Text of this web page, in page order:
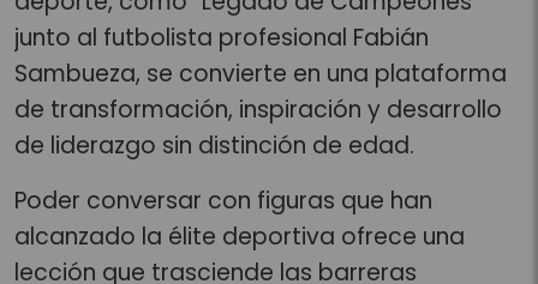
junto al futbolista profesional Fabián
Sambueza, se convierte en una plataforma
de transformación, inspiración y desarrollo
de liderazgo sin distinción de edad.
Poder conversar con figuras que han
alcanzado la élite deportiva ofrece una
lección que trasciende las barreras